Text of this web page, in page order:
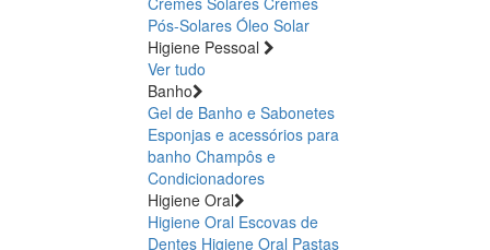
Pós-Solares Óleo Solar
Higiene Pessoal
Ver tudo
Banho
Gel de Banho e Sabonetes
Esponjas e acessórios para
banho Champôs e
Condicionadores
Higiene Oral
Higiene Oral Escovas de
Dentes Higiene Oral Pastas